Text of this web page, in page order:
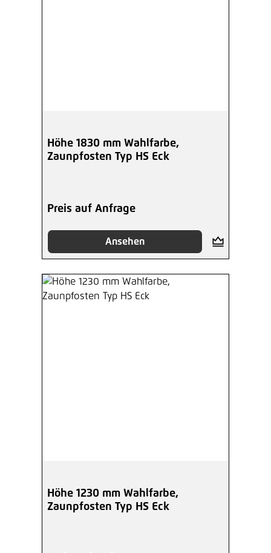
Höhe 1830 mm Wahlfarbe,
Zaunpfosten Typ HS Eck
Preis auf Anfrage
Ansehen
Höhe 1230 mm Wahlfarbe,
Zaunpfosten Typ HS Eck